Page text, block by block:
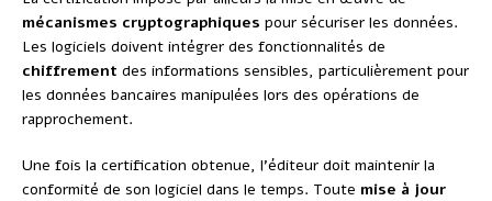
mécanismes cryptographiques pour sécuriser les données.
Les logiciels doivent intégrer des fonctionnalités de
chiffrement des informations sensibles, particulièrement pour
les données bancaires manipulées lors des opérations de
rapprochement.
Une fois la certification obtenue, l’éditeur doit maintenir la
conformité de son logiciel dans le temps. Toute mise à jour